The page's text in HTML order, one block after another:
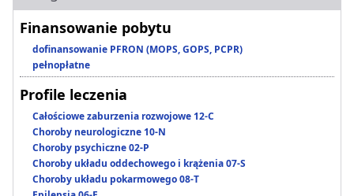
Finansowanie pobytu
dofinansowanie PFRON (MOPS, GOPS, PCPR)
pełnopłatne
Profile leczenia
Całościowe zaburzenia rozwojowe 12-C
Choroby neurologiczne 10-N
Choroby psychiczne 02-P
Choroby układu oddechowego i krążenia 07-S
Choroby układu pokarmowego 08-T